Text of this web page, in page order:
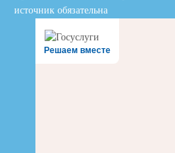
источник обязательна
Решаем вместе